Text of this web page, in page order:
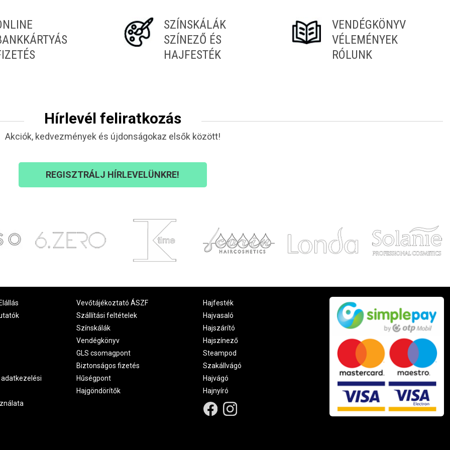
SZÍNSKÁLÁK
SZÍNEZŐ ÉS
HAJFESTÉK
VENDÉGKÖNYV
VÉLEMÉNYEK
RÓLUNK
Hírlevél feliratkozás
Akciók, kedvezmények és újdonságokaz elsők között!
REGISZTRÁLJ HÍRLEVELÜNKRE!
Vevőtájékoztató ÁSZF
Szállítási feltételek
Színskálák
Vendégkönyv
GLS csomagpont
Biztonságos fizetés
Hűségpont
Hajgöndörítők
Hajfesték
Hajvasaló
Hajszárító
Hajszínező
Steampod
Szakállvágó
Hajvágó
Hajnyíró